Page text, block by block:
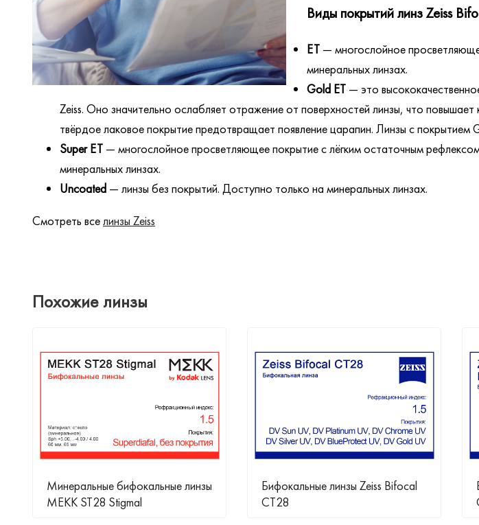
Виды покрытий линз Zeiss
ЕТ — многослойное
минеральных линзах.
Gold ET — это
Zeiss. Оно значительно ослабляет отражение от поверхностей линзы, что
твёрдое лаковое покрытие предотвращает появление царапин. Линзы с покрытием
Super ЕТ — многослойное просветляющее покрытие с лёгким остаточным
минеральных линзах.
Uncoated — линзы без покрытий. Доступно только на минеральных линзах.
Смотреть вселинзы Zeiss
Похожие линзы
Минеральные бифокальные линзы
MEKK ST28 Stigmal
Бифокальные линзы Zeiss Bifocal
CT28